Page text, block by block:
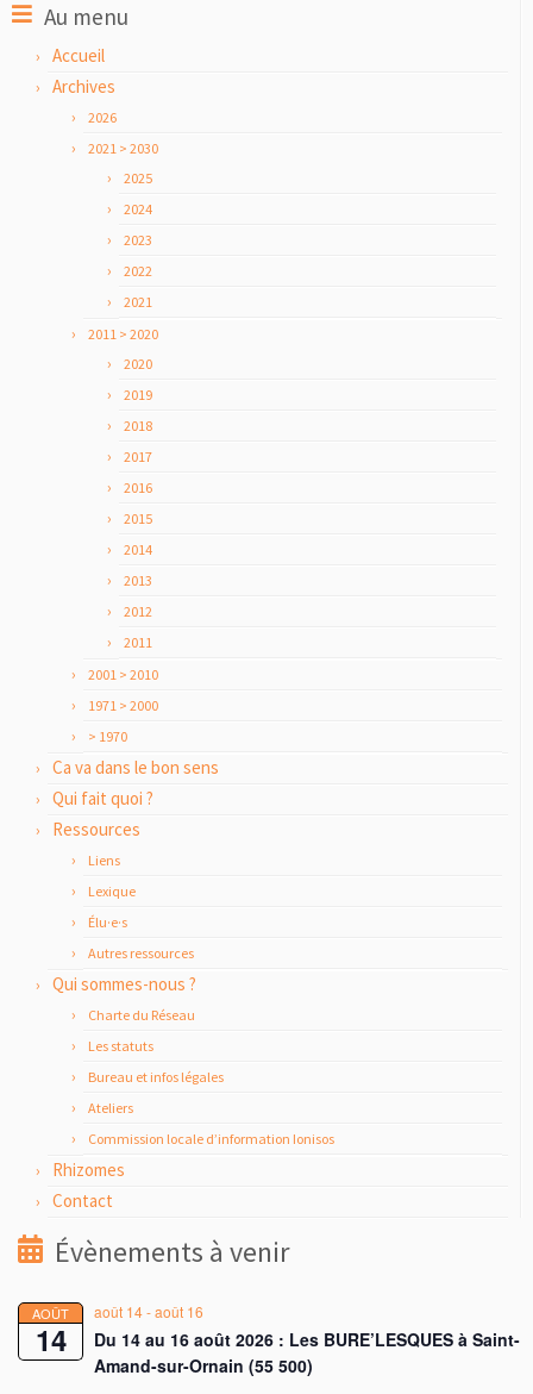
Au menu
Accueil
Archives
2026
2021 > 2030
2025
2024
2023
2022
2021
2011 > 2020
2020
2019
2018
2017
2016
2015
2014
2013
2012
2011
2001 > 2010
1971 > 2000
> 1970
Ca va dans le bon sens
Qui fait quoi ?
Ressources
Liens
Lexique
Élu·e·s
Autres ressources
Qui sommes-nous ?
Charte du Réseau
Les statuts
Bureau et infos légales
Ateliers
Commission locale d’information Ionisos
Rhizomes
Contact
Évènements à venir
AOÛT
14
août 14-août 16
Du 14 au 16 août 2026 : Les BURE’LESQUES à Saint-
Amand-sur-Ornain (55 500)